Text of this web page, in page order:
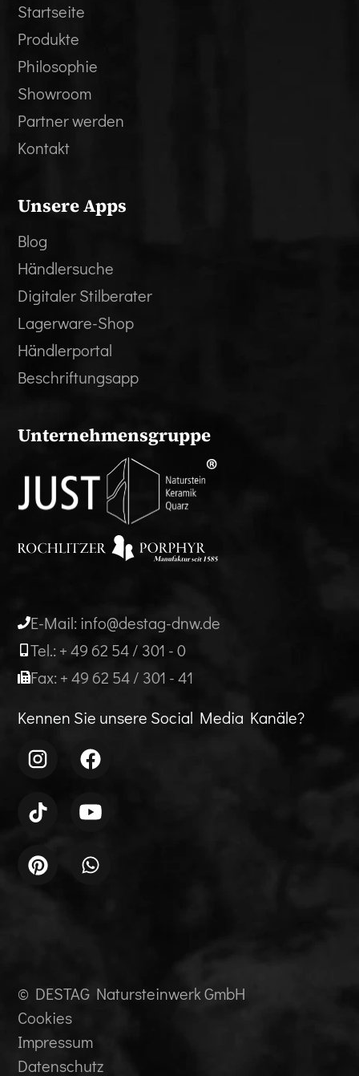
Startseite
Produkte
Philosophie
Showroom
Partner werden
Kontakt
Unsere Apps
Blog
Händlersuche
Digitaler Stilberater
Lagerware-Shop
Händlerportal
Beschriftungsapp
Unternehmensgruppe
E-Mail: info@destag-dnw.de
Tel.: + 49 62 54 / 301 - 0
Fax: + 49 62 54 / 301 - 41
Kennen Sie unsere Social Media Kanäle?
© DESTAG Natursteinwerk GmbH
Cookies
Impressum
Datenschutz